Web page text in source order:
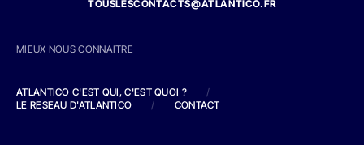
TOUSLESCONTACTS@ATLANTICO.FR
MIEUX NOUS CONNAITRE
ATLANTICO C'EST QUI, C'EST QUOI ?
/
LE RESEAU D'ATLANTICO
/ CONTACT